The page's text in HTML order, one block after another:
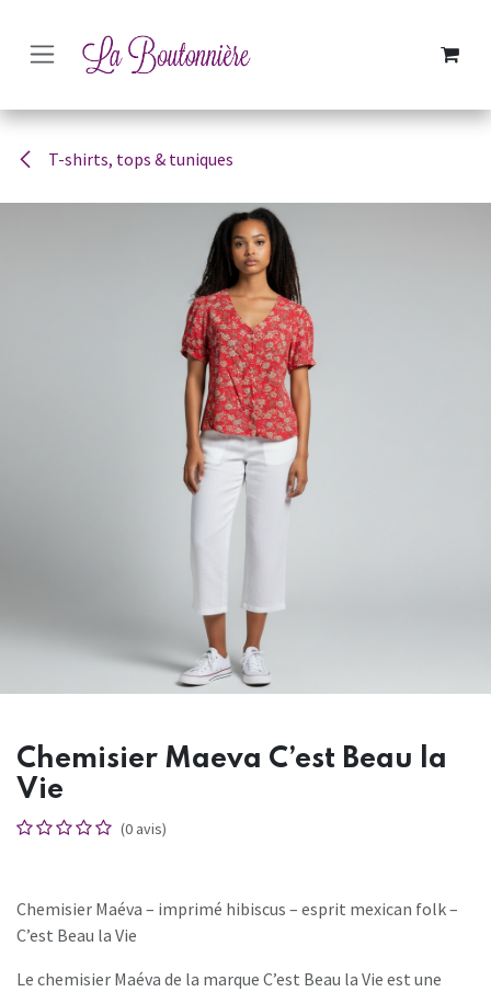
T-shirts, tops & tuniques
Chemisier Maeva C’est Beau la
Vie
(0 avis)
Chemisier Maéva – imprimé hibiscus – esprit mexican folk –
C’est Beau la Vie
Le chemisier Maéva de la marque C’est Beau la Vie est une